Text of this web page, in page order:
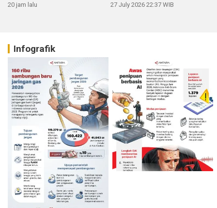
20 jam lalu 27 July 2026 22:37 WIB
Infografik